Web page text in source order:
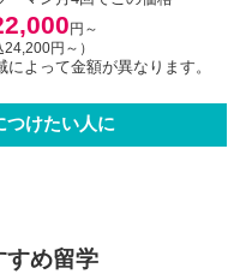
円～
24,200円～）
によって金額が異なります。
つけたい人に
すめ留学